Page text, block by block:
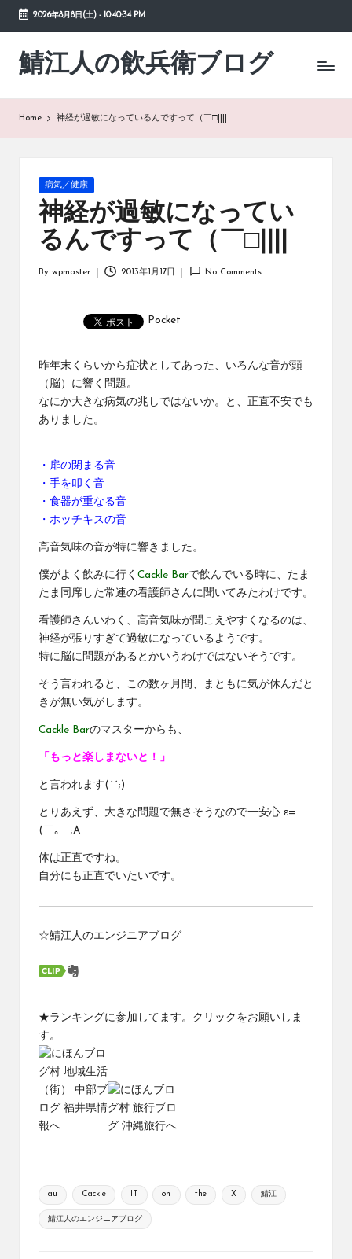
Skip
content
2026年8月8日(土)- 10:40:34 PM
鯖江人の飲兵衛ブログ
日々
の
Home 神経が過敏になっているんですって（￣□||||
Posted
in
病気／健康
神経が過敏になってい
るんですって（￣□||||
By wpmaster 2013年1月17日 No Comments
Pocket
昨年末くらいから症状としてあった、いろんな音が頭
（脳）に響く問題。
なにか大きな病気の兆しではないか。と、正直不安でも
ありました。
・扉の閉まる音
・手を叩く音
・食器が重なる音
・ホッチキスの音
高音気味の音が特に響きました。
僕がよく飲みに行く Cackle Barで飲んでいる時に、たま
たま同席した常連の看護師さんに聞いてみたわけです。
看護師さんいわく、高音気味が聞こえやすくなるのは、
神経が張りすぎて過敏になっているようです。
特に脳に問題があるとかいうわけではないそうです。
そう言われると、この数ヶ月間、まともに気が休んだと
きが無い気がします。
Cackle Barのマスターからも、
「もっと楽しまないと！」
と言われます(^^;)
とりあえず、大きな問題で無さそうなので一安心 ε=
(￣｡￣;A
体は正直ですね。
自分にも正直でいたいです。
☆鯖江人のエンジニアブログ
★ランキングに参加してます。クリックをお願いしま
す。
Tags:
au Cackle IT on the X 鯖江
鯖江人のエンジニアブログ